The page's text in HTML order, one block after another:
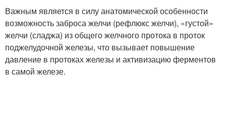
Важным является в силу анатомической особенности
возможность заброса желчи (рефлюкс желчи), «густой»
желчи (сладжа) из общего желчного протока в проток
поджелудочной железы, что вызывает повышение
давление в протоках железы и активизацию ферментов
в самой железе.